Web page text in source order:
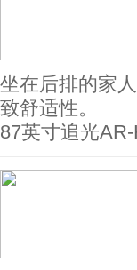
坐在后排的家
致舒适性。
87英寸追光